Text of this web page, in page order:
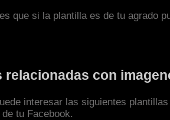
que si la plantilla es de tu agrado
relacionadas con
interesar las siguientes
tu Facebook.